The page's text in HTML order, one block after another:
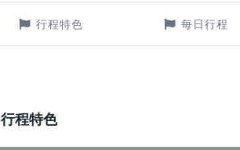
行程特色 每日行程
行程特色